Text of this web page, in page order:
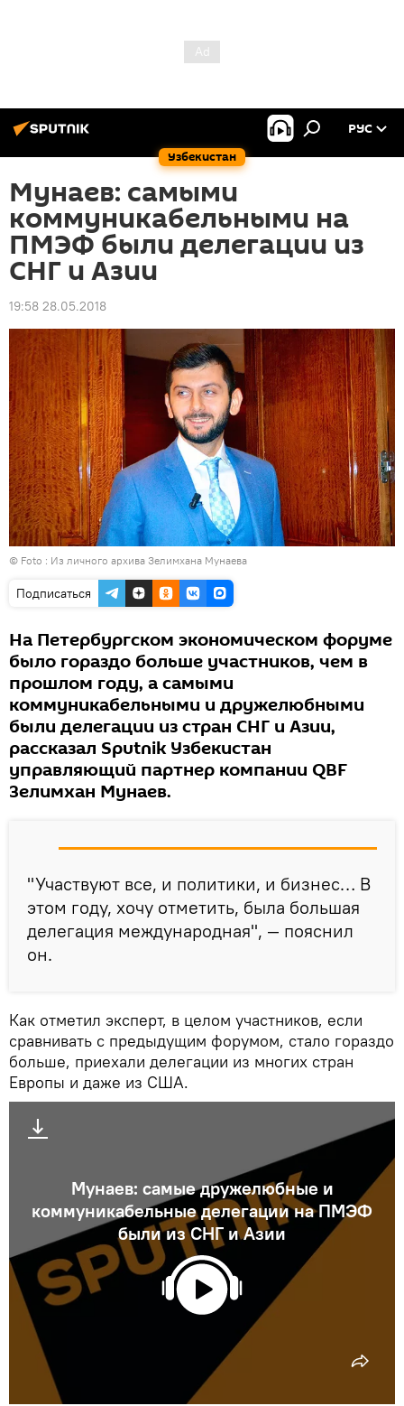
Узбекистан
РУС
Мунаев: самыми
коммуникабельными на
ПМЭФ были делегации из
СНГ и Азии
19:58 28.05.2018
© Foto : Из личного архива Зелимхана Мунаева
Подписаться
На Петербургском экономическом форуме
было гораздо больше участников, чем в
прошлом году, а самыми
коммуникабельными и дружелюбными
были делегации из стран СНГ и Азии,
рассказал Sputnik Узбекистан
управляющий партнер компании QBF
Зелимхан Мунаев.
"Участвуют все, и политики, и бизнес… В
этом году, хочу отметить, была большая
делегация международная", — пояснил
он.
Как отметил эксперт, в целом участников, если
сравнивать с предыдущим форумом, стало гораздо
больше, приехали делегации из многих стран
Европы и даже из США.
Мунаев: самые дружелюбные и
коммуникабельные делегации на ПМЭФ
были из СНГ и Азии